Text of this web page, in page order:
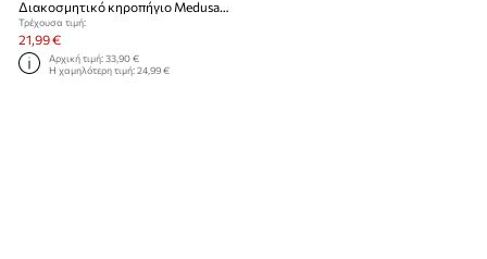
Τρέχουσα τιμή:
21,99 €
Αρχική τιμή:33,90 €
Η χαμηλότερη τιμή:24,99 €